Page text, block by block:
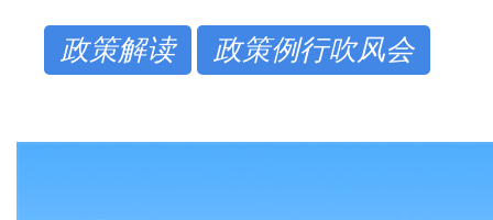
政策解读 政策例行吹风会